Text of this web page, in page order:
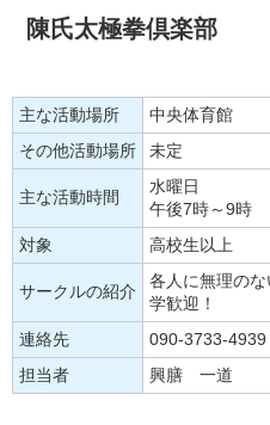
陳氏太極拳倶楽部
主な活動場所
中央体育館
その他活動場所
未定
主な活動時間
水曜日
午後7時～9時
対象
高校生以上
サークルの紹介
各人に無理の
学歓迎！
連絡先
090-3733-4939
担当者
興膳 一道